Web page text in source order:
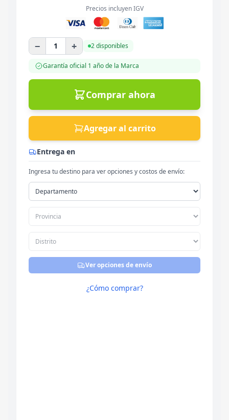
Precios incluyen IGV
− 1 + 2 disponibles
Garantía oficial 1 añode la Marca
Comprar ahora
Agregar al carrito
Entrega en
Ingresa tu destino para ver opciones y costos de envío:
Ver opciones de envío
¿Cómo comprar?